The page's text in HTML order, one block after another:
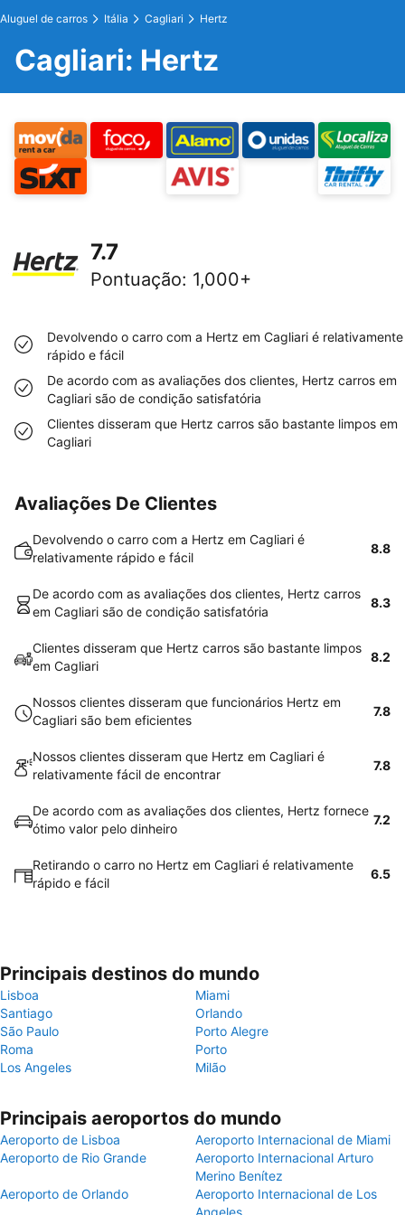
Aluguel de carros Itália Cagliari Hertz
Cagliari: Hertz
7.7
Pontuação: 1,000+
Devolvendo o carro com a Hertz em Cagliari é relativamente
rápido e fácil
De acordo com as avaliações dos clientes, Hertz carros em
Cagliari são de condição satisfatória
Clientes disseram que Hertz carros são bastante limpos em
Cagliari
Avaliações De Clientes
Devolvendo o carro com a Hertz em Cagliari é
relativamente rápido e fácil
8.8
De acordo com as avaliações dos clientes, Hertz carros
em Cagliari são de condição satisfatória
8.3
Clientes disseram que Hertz carros são bastante limpos
em Cagliari
8.2
Nossos clientes disseram que funcionários Hertz em
Cagliari são bem eficientes
7.8
Nossos clientes disseram que Hertz em Cagliari é
relativamente fácil de encontrar
7.8
De acordo com as avaliações dos clientes, Hertz fornece
ótimo valor pelo dinheiro
7.2
Retirando o carro no Hertz em Cagliari é relativamente
rápido e fácil
6.5
Principais destinos do mundo
Lisboa
Miami
Santiago
Orlando
São Paulo
Porto Alegre
Roma
Porto
Los Angeles
Milão
Principais aeroportos do mundo
Aeroporto de Lisboa
Aeroporto Internacional de Miami
Aeroporto de Rio Grande
Aeroporto Internacional Arturo
Merino Benítez
Aeroporto de Orlando
Aeroporto Internacional de Los
Angeles